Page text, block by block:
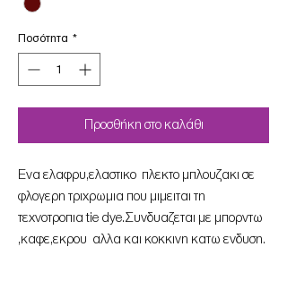
Ποσότητα *
Προσθήκη στο καλάθι
Eνα ελαφρυ,ελαστικο πλεκτο μπλουζακι σε
φλογερη τριχρωμια που μιμειται τη
τεχνοτροπια tie dye.Συνδυαζεται με μπορντω
,καφε,εκρου αλλα και κοκκινη κατω ενδυση.